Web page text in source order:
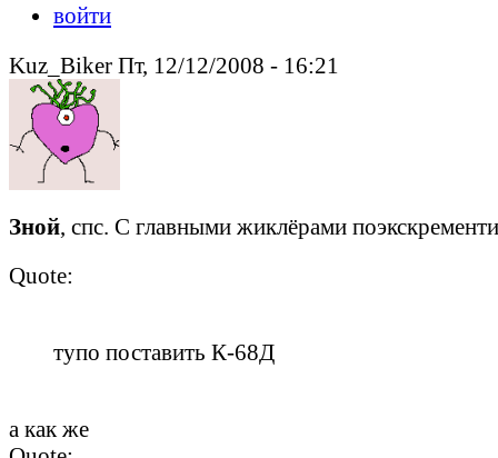
войти
Kuz_Biker Пт, 12/12/2008 - 16:21
Зной , спс. С главными жиклёрами
Quote:
тупо поставить К-68Д
а как же